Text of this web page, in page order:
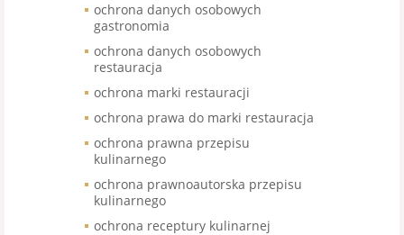
ochrona danych osobowych
gastronomia
ochrona danych osobowych
restauracja
ochrona marki restauracji
ochrona prawa do marki restauracja
ochrona prawna przepisu
kulinarnego
ochrona prawnoautorska przepisu
kulinarnego
ochrona receptury kulinarnej